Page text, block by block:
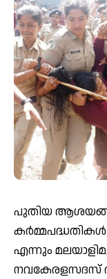
പുതിയ
കര്‍മ്മപദ്ധതികള്‍
എന്നും
നവകേരളസദസ്